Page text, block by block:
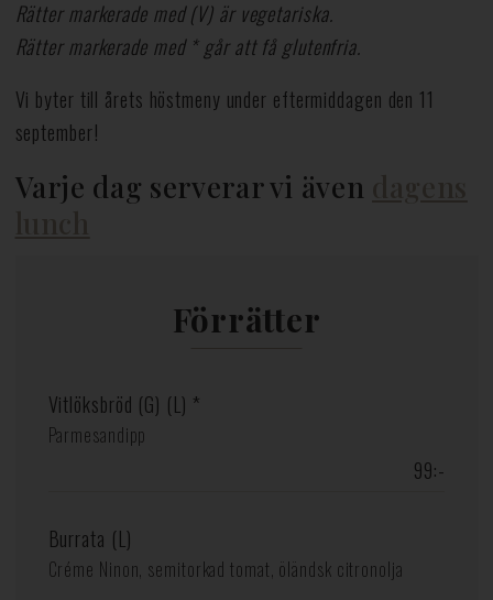
Rätter markerade med (V) är vegetariska.
Rätter markerade med * går att få glutenfria.
Vi byter till årets höstmeny under eftermiddagen den 11
september!
Varje dag serverar vi även
Förrätter
Vitlöksbröd (G) (L) *
Parmesandipp
99:-
Burrata (L)
Créme Ninon, semitorkad tomat, öländsk citronolja